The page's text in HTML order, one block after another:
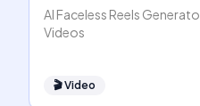
AI Faceless Reels
Videos
🎬Video